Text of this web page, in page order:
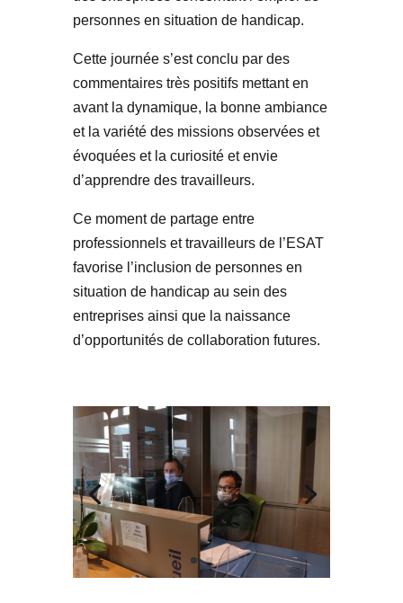
personnes en situation de handicap.
Cette journée s’est conclu par des
commentaires très positifs mettant en
avant la dynamique, la bonne ambiance
et la variété des missions observées et
évoquées et la curiosité et envie
d’apprendre des travailleurs.
Ce moment de partage entre
professionnels et travailleurs de l’ESAT
favorise l’inclusion de personnes en
situation de handicap au sein des
entreprises ainsi que la naissance
d’opportunités de collaboration futures.